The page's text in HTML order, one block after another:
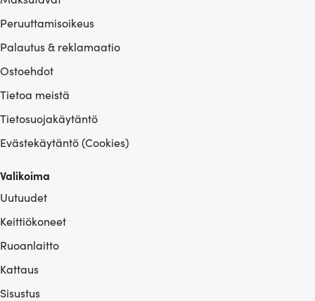
Peruuttamisoikeus
Palautus & reklamaatio
Ostoehdot
Tietoa meistä
Tietosuojakäytäntö
Evästekäytäntö (Cookies)
Valikoima
Uutuudet
Keittiökoneet
Ruoanlaitto
Kattaus
Sisustus